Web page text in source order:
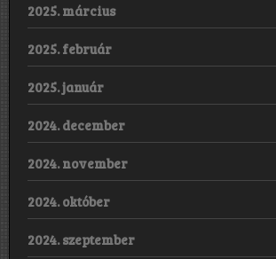
2025. március
2025. február
2025. január
2024. december
2024. november
2024. október
2024. szeptember